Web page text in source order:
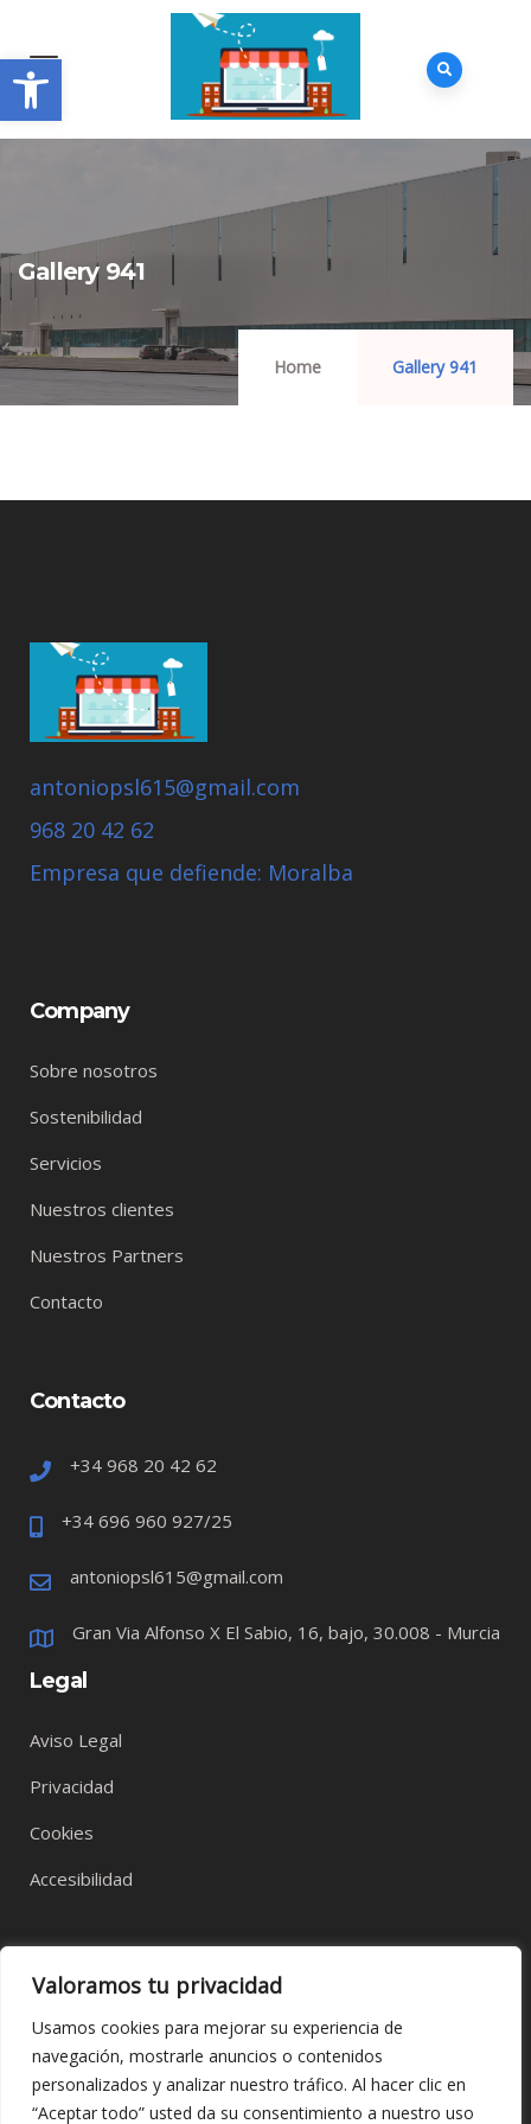
Valoramos tu privacidad
Usamos cookies para mejorar su experiencia de
navegación, mostrarle anuncios o contenidos
personalizados y analizar nuestro tráfico. Al hacer clic en
“Aceptar todo” usted da su consentimiento a nuestro uso
Gallery 941
Home Gallery 941
antoniopsl615@gmail.com
968 20 42 62
Empresa que defiende: Moralba
Company
Sobre nosotros
Sostenibilidad
Servicios
Nuestros clientes
Nuestros Partners
Contacto
Contacto
+34 968 20 42 62
+34 696 960 927/25
antoniopsl615@gmail.com
Gran Via Alfonso X El Sabio, 16, bajo, 30.008 - Murcia
Legal
Aviso Legal
Privacidad
Cookies
Accesibilidad
Abrir barra de herramientas